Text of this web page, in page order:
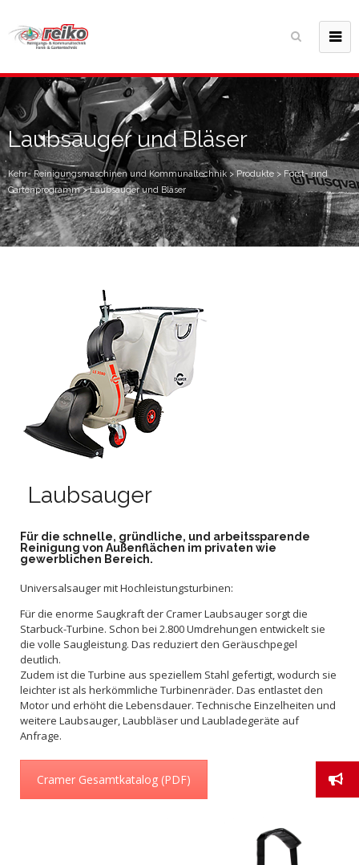
Laubsauger und Bläser
Kehr- Reinigungsmaschinen und Kommunaltechnik >Produkte > Forst- und
Gartenprogramm>Laubsauger und Bläser
Laubsauger
Für die schnelle, gründliche, und arbeitssparende
Reinigung von Außenflächen im privaten wie
gewerblichen Bereich.
Universalsauger mit Hochleistungsturbinen:
Für die enorme Saugkraft der Cramer Laubsauger sorgt die
Starbuck-Turbine. Schon bei 2.800 Umdrehungen entwickelt sie
die volle Saugleistung. Das reduziert den Geräuschpegel
deutlich.
Zudem ist die Turbine aus speziellem Stahl gefertigt, wodurch sie
leichter ist als herkömmliche Turbinenräder. Das entlastet den
Motor und erhöht die Lebensdauer. Technische Einzelheiten und
weitere Laubsauger, Laubbläser und Laubladegeräte auf
Anfrage.
Cramer Gesamtkatalog (PDF)